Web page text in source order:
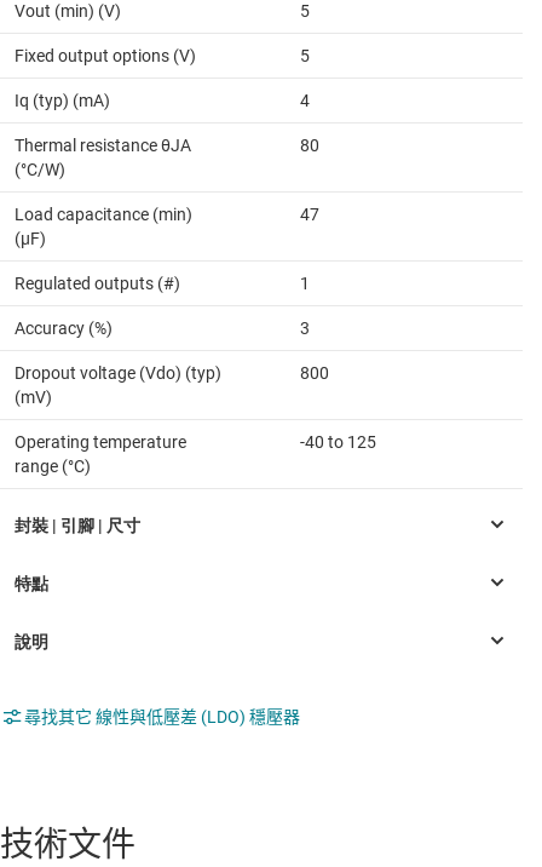
Vout (min) (V) 5
Fixed output options (V) 5
Iq (typ) (mA) 4
Thermal resistance θJA
(°C/W)
80
Load capacitance (min)
(µF)
47
Regulated outputs (#) 1
Accuracy (%) 3
Dropout voltage (Vdo) (typ)
(mV)
800
Operating temperature
range (°C)
-40 to 125
尋找其它 線性與低壓差 (LDO) 穩壓器
技術文件